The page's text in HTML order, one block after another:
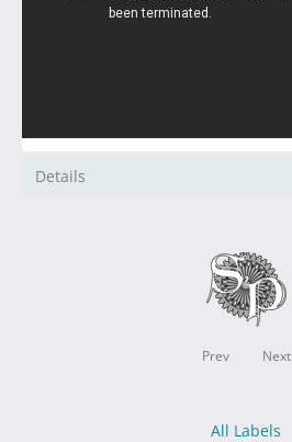
Details
Prev Next
All Labels